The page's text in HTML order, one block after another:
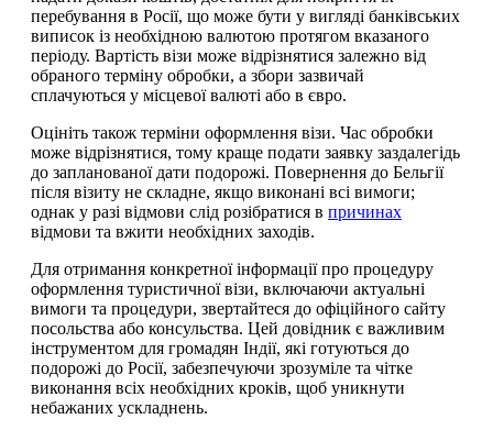
перебування в Росії, що може бути у вигляді банківських
виписок із необхідною валютою протягом вказаного
періоду. Вартість візи може відрізнятися залежно від
обраного терміну обробки, а збори зазвичай
сплачуються у місцевої валюті або в євро.
Оцініть також терміни оформлення візи. Час обробки
може відрізнятися, тому краще подати заявку заздалегідь
до запланованої дати подорожі. Повернення до Бельгії
після візиту не складне, якщо виконані всі вимоги;
однак у разі відмови слід розібратися в причинах
відмови та вжити необхідних заходів.
Для отримання конкретної інформації про процедуру
оформлення туристичної візи, включаючи актуальні
вимоги та процедури, звертайтеся до офіційного сайту
посольства або консульства. Цей довідник є важливим
інструментом для громадян Індії, які готуються до
подорожі до Росії, забезпечуючи зрозуміле та чітке
виконання всіх необхідних кроків, щоб уникнути
небажаних ускладнень.